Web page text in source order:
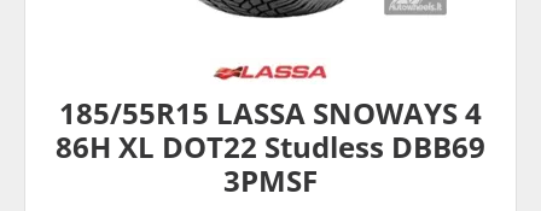
185/55R15 LASSA SNOWAYS 4
86H XL DOT22 Studless DBB69
3PMSF